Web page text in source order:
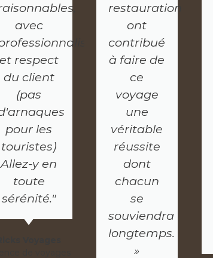
avec
et respect
du client
(pas
pour les
touristes)
Allez-y en
toute
sérénité."
restauration
ont
contribué
à faire de
ce
voyage
une
véritable
réussite
dont
chacun
se
souviendra
longtemps.
»